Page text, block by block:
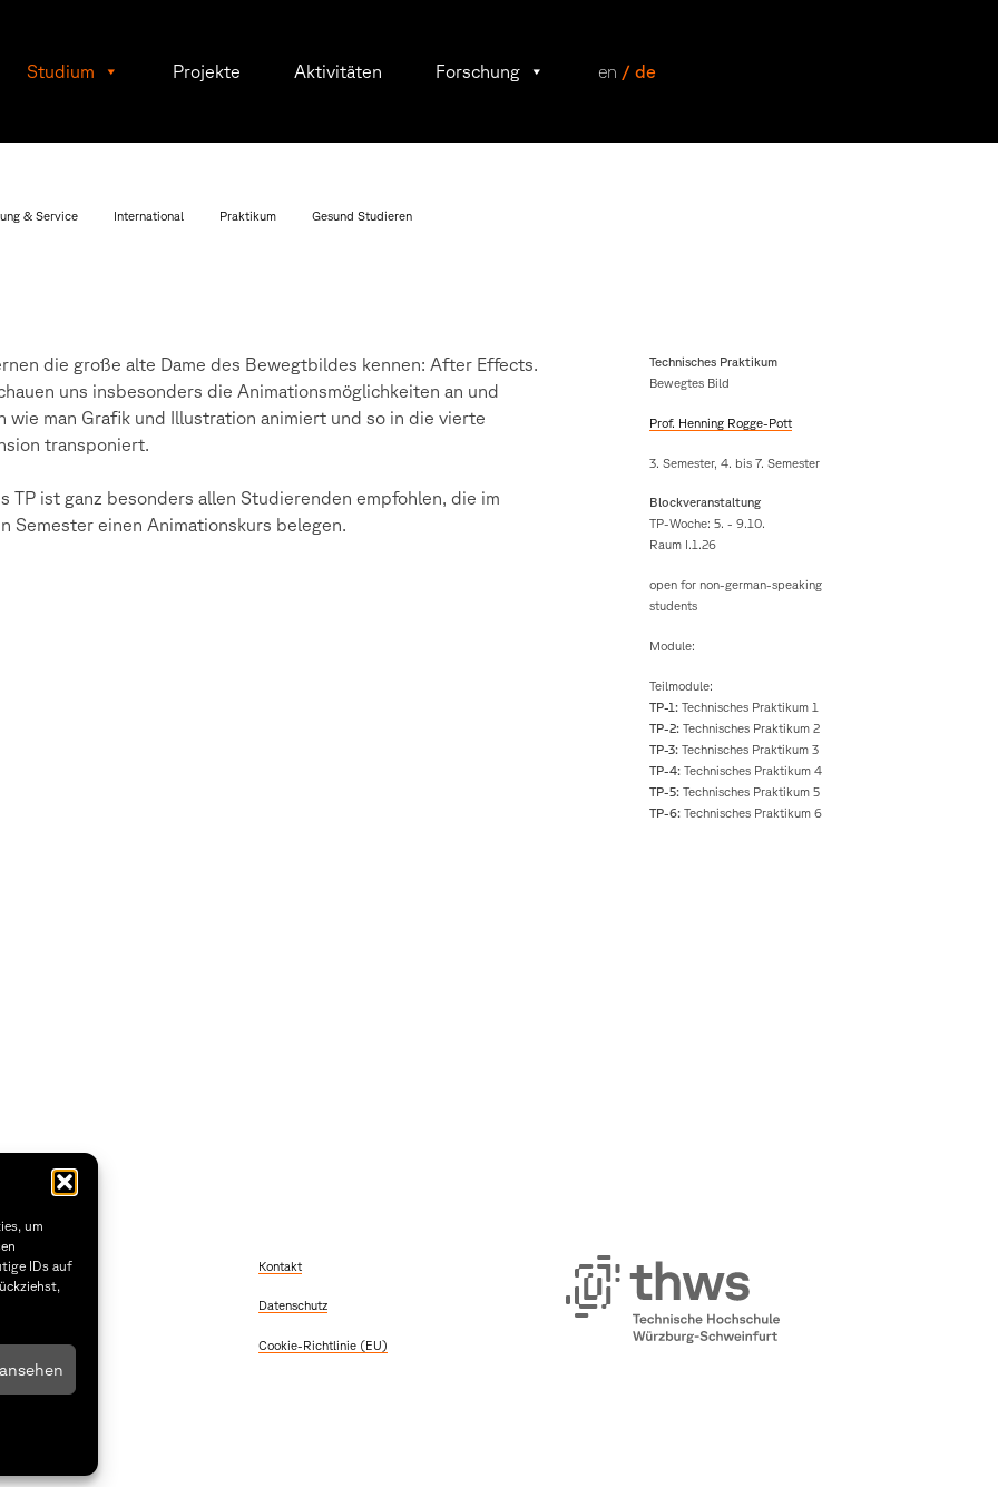
um
IDs auf
Studium Projekte Aktivitäten Forschung en / de
& Service International Praktikum Gesund Studieren
die große alte Dame des Bewegtbildes kennen: After Effects.
uns insbesonders die Animationsmöglichkeiten an und
wie man Grafik und Illustration animiert und so in die vierte
transponiert.
TP ist ganz besonders allen Studierenden empfohlen, die im
Semester einen Animationskurs belegen.
Technisches Praktikum
Bewegtes Bild
Prof. Henning Rogge-Pott
3. Semester, 4. bis 7. Semester
Blockveranstaltung
TP-Woche: 5. - 9.10.
Raum I.1.26
open for non-german-speaking
students
Module:
Teilmodule:
TP-1: Technisches Praktikum 1
TP-2: Technisches Praktikum 2
TP-3: Technisches Praktikum 3
TP-4: Technisches Praktikum 4
TP-5: Technisches Praktikum 5
TP-6: Technisches Praktikum 6
Dekanat
Freitag
Kontakt
Datenschutz
Cookie-Richtlinie (EU)